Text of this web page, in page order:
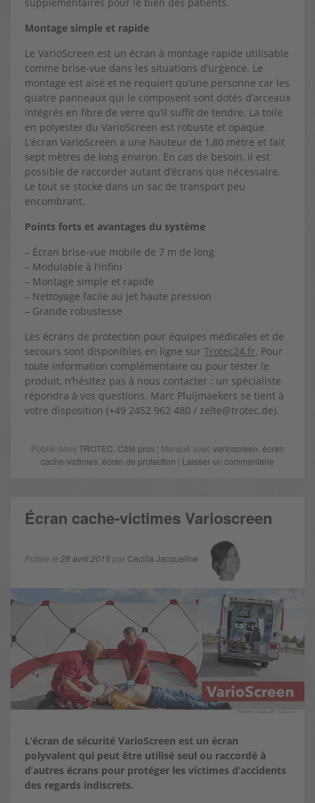
Montage simple et rapide
Le VarioScreen est un écran à montage rapide utilisable
comme brise-vue dans les situations d’urgence. Le
montage est aisé et ne requiert qu’une personne car les
quatre panneaux qui le composent sont dotés d’arceaux
intégrés en fibre de verre qu’il suffit de tendre. La toile
en polyester du VarioScreen est robuste et opaque.
L’écran VarioScreen a une hauteur de 1,80 mètre et fait
sept mètres de long environ. En cas de besoin, il est
possible de raccorder autant d’écrans que nécessaire.
Le tout se stocke dans un sac de transport peu
encombrant.
Points forts et avantages du système
– Écran brise-vue mobile de 7 m de long
– Modulable à l’infini
– Montage simple et rapide
– Nettoyage facile au jet haute pression
– Grande robustesse
Les écrans de protection pour équipes médicales et de
secours sont disponibles en ligne sur Trotec24.fr. Pour
toute information complémentaire ou pour tester le
produit, n’hésitez pas à nous contacter ; un spécialiste
répondra à vos questions. Marc Pluijmaekers se tient à
votre disposition (+49 2452 962 480 / zelte@trotec.de).
Publié dans TROTEC Côté pros | Marqué avec varioscreen écran
cache-victimes écran de protection | Laisser un commentaire
Écran cache-victimes Varioscreen
Publié le 28 avril 2015 par Cecilia Jacqueline
L’écran de sécurité VarioScreen est un écran
polyvalent qui peut être utilisé seul ou raccordé à
d’autres écrans pour protéger les victimes d’accidents
des regards indiscrets.